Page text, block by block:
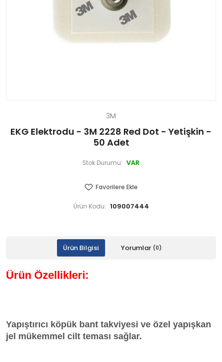
3M
EKG Elektrodu - 3M 2228 Red Dot - Yetişkin -
50 Adet
Stok Durumu: VAR
Favorilere Ekle
Ürün Kodu: 109007444
Ürün Bilgisi Yorumlar (0)
Ürün Özellikleri:
Yapıştırıcı köpük bant takviyesi ve özel yapışkan
jel mükemmel cilt teması sağlar.